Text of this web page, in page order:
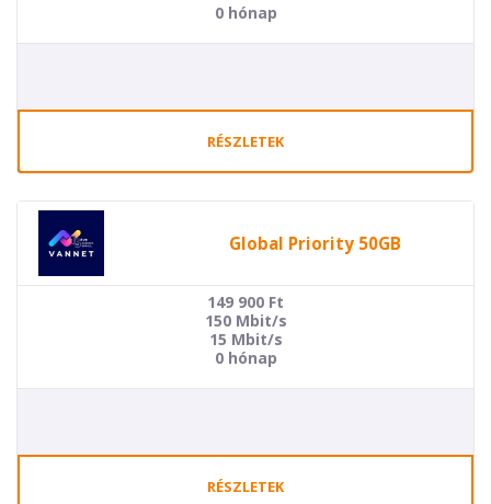
0 hónap
RÉSZLETEK
Global Priority 50GB
149 900 Ft
150 Mbit/s
15 Mbit/s
0 hónap
RÉSZLETEK